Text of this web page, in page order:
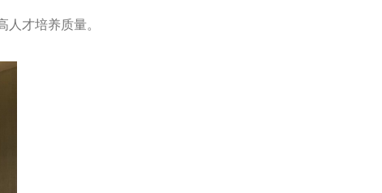
才培养质量。